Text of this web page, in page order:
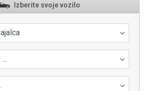
Izberite svoje vozilo